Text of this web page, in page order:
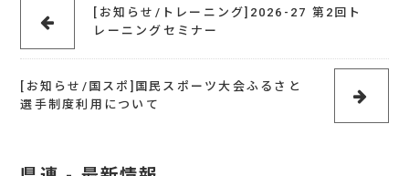
[お知らせ/トレーニング]2026-27 第2回ト
レーニングセミナー
[お知らせ/国スポ]国民スポーツ大会ふるさと
選手制度利用について